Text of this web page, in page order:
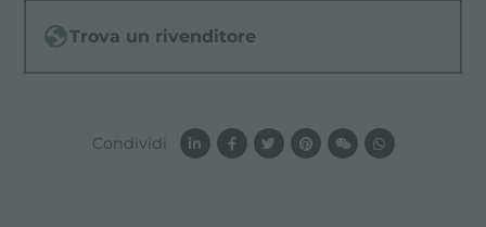
Trova un rivenditore
Condividi